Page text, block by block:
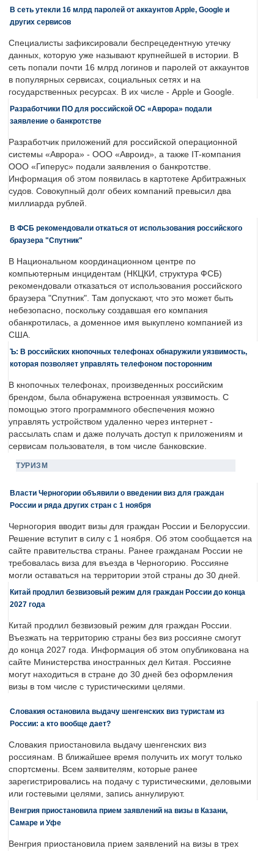
В сеть утекли 16 млрд паролей от аккаунтов Apple, Google и
других сервисов
Специалисты зафиксировали беспрецедентную утечку
данных, которую уже называют крупнейшей в истории. В
сеть попали почти 16 млрд логинов и паролей от аккаунтов
в популярных сервисах, социальных сетях и на
государственных ресурсах. В их числе - Apple и Google.
Разработчики ПО для российской ОС «Аврора» подали
заявление о банкротстве
Разработчик приложений для российской операционной
системы «Аврора» - ООО «Авроид», а также IT-компания
ООО «Гиперус» подали заявления о банкротстве.
Информация об этом появилась в картотеке Арбитражных
судов. Совокупный долг обеих компаний превысил два
миллиарда рублей.
В ФСБ рекомендовали откаться от использования российского
браузера "Спутник"
В Национальном координационном центре по
компьютерным инцидентам (НКЦКИ, структура ФСБ)
рекомендовали отказаться от использования российского
браузера "Спутник". Там допускают, что это может быть
небезопасно, поскольку создавшая его компания
обанкротилась, а доменное имя выкуплено компанией из
США.
Ъ: В российских кнопочных телефонах обнаружили уязвимость,
которая позволяет управлять телефоном посторонним
В кнопочных телефонах, произведенных российским
брендом, была обнаружена встроенная уязвимость. С
помощью этого программного обеспечения можно
управлять устройством удаленно через интернет -
рассылать спам и даже получать доступ к приложениям и
сервисам пользователя, в том числе банковские.
ТУРИЗМ
Власти Черногории объявили о введении виз для граждан
России и ряда других стран с 1 ноября
Черногория вводит визы для граждан России и Белоруссии.
Решение вступит в силу с 1 ноября. Об этом сообщается на
сайте правительства страны. Ранее гражданам России не
требовалась виза для въезда в Черногорию. Россияне
могли оставаться на территории этой страны до 30 дней.
Китай продлил безвизовый режим для граждан России до конца
2027 года
Китай продлил безвизовый режим для граждан России.
Въезжать на территорию страны без виз россияне смогут
до конца 2027 года. Информация об этом опубликована на
сайте Министерства иностранных дел Китая. Россияне
могут находиться в стране до 30 дней без оформления
визы в том числе с туристическими целями.
Словакия остановила выдачу шенгенских виз туристам из
России: а кто вообще дает?
Словакия приостановила выдачу шенгенских виз
россиянам. В ближайшее время получить их могут только
спортсмены. Всем заявителям, которые ранее
зарегистрировались на подачу с туристическими, деловыми
или гостевыми целями, запись аннулируют.
Венгрия приостановила прием заявлений на визы в Казани,
Самаре и Уфе
Венгрия приостановила прием заявлений на визы в трех